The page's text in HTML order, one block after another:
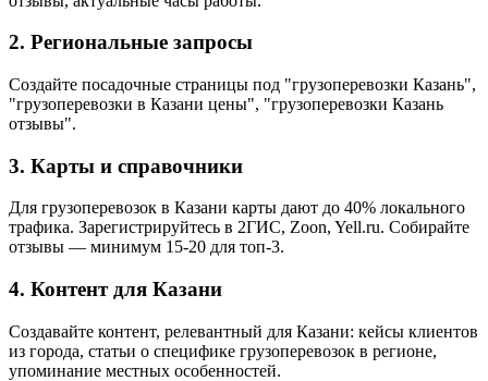
2. Региональные запросы
Создайте посадочные страницы под "грузоперевозки Казань",
"грузоперевозки в Казани цены", "грузоперевозки Казань
отзывы".
3. Карты и справочники
Для грузоперевозок в Казани карты дают до 40% локального
трафика. Зарегистрируйтесь в 2ГИС, Zoon, Yell.ru. Собирайте
отзывы — минимум 15-20 для топ-3.
4. Контент для Казани
Создавайте контент, релевантный для Казани: кейсы клиентов
из города, статьи о специфике грузоперевозок в регионе,
упоминание местных особенностей.